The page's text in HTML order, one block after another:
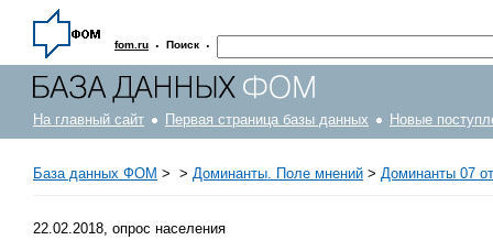
fom.ru · Поиск ·
На главный сайт Первая страница базы данных Новые
База данных ФОМ > > Доминанты. Поле мнений > Доминанты 07
22.02.2018, опрос населения